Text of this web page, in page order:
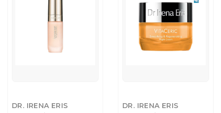
DR. IRENA ERIS DR. IRENA ERIS